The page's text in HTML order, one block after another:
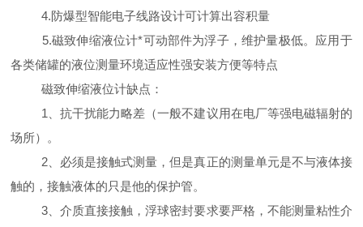
4.防爆型智能电子线路设计可计算出容积量
5.磁致伸缩液位计*可动部件为浮子，维护量极低。应用于
各类储罐的液位测量环境适应性强安装方便等特点
磁致伸缩液位计缺点：
1、抗干扰能力略差（一般不建议用在电厂等强电磁辐射的
场所）。
2、必须是接触式测量，但是真正的测量单元是不与液体接
触的，接触液体的只是他的保护管。
3、介质直接接触，浮球密封要求要严格，不能测量粘性介